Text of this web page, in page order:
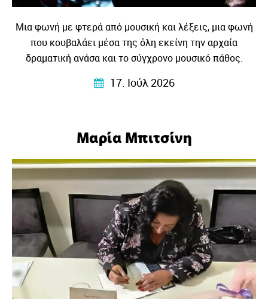
Μια φωνή με φτερά από μουσική και λέξεις, μια φωνή
που κουβαλάει μέσα της όλη εκείνη την αρχαία
δραματική ανάσα και το σύγχρονο μουσικό πάθος.
17. Ιούλ 2026
Μαρία Μπιτσίνη